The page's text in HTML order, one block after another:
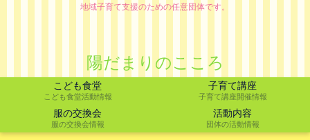
地域子育て支援のための任意団体です。
陽だまりのこころ
こども食堂
こども食堂活動情報
子育て講座
子育て講座開催情報
服の交換会
服の交換会情報
活動内容
団体の活動情報